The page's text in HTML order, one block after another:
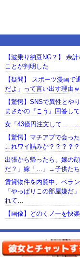
【波乗り納豆NG？】 余
ことが判明した
【疑問】 スポーツ漫画
だよ」って言い出す理由
【驚愕】SNSで異性と
まさかの『こう』回答し
女「43億円注文して………
【驚愕】マチアプで会っ
これワイ詰みか？？？？
出張から帰ったら、嫁の
だ？」嫁「…」→子供た
賃貸物件を内覧中、ベラ
「やっぱりこの部屋嫌だ
れて…
【画像】どのくノ一を快
【動画】USJの禁止エリ
ても止まらない事態に